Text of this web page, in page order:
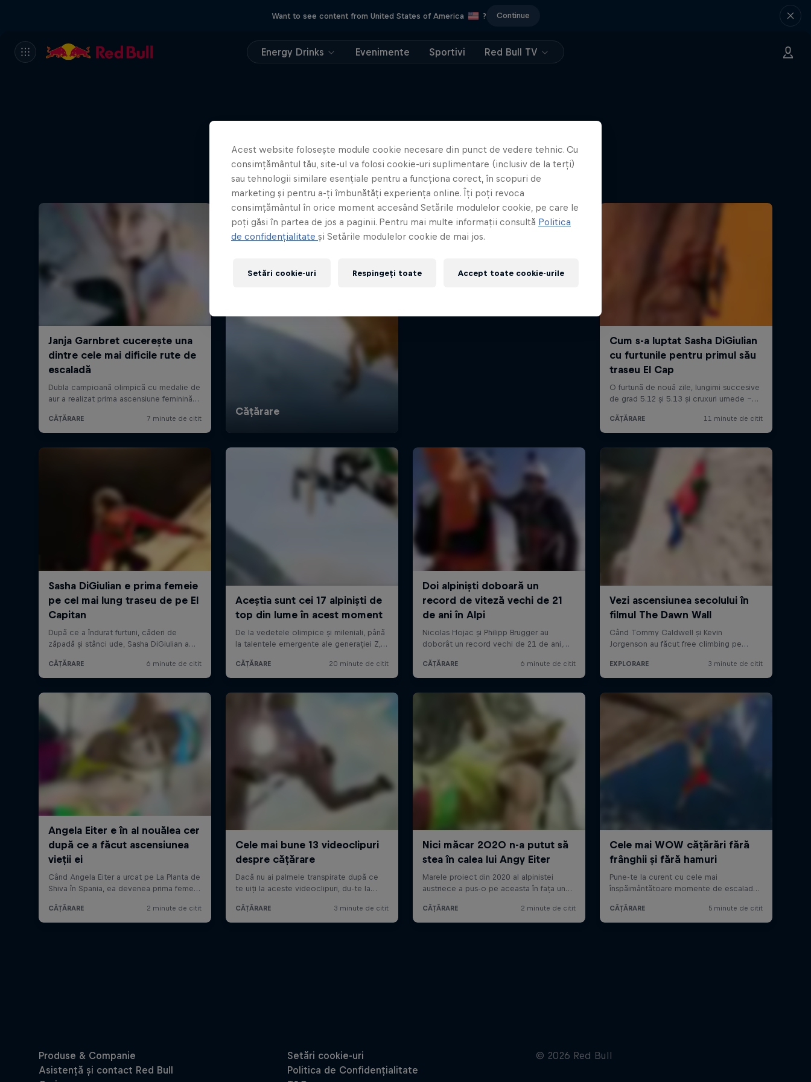
Want to see content from United States of America ? Continue
Energy Drinks Evenimente Sportivi Red Bull TV
Mai multe articole similare
Here to Climb
Călătoria lui Sasha DiGiulian, care a spart
barierele în alpinismul pe stâncă.
CĂȚĂRARE
Acest website folosește module cookie necesare din punct de vedere tehnic. Cu
consimțământul tău, site-ul va folosi cookie-uri suplimentare (inclusiv de la terți)
sau tehnologii similare esențiale pentru a funcționa corect, în scopuri de
marketing și pentru a-ți îmbunătăți experiența online. Îți poți revoca
consimțământul în orice moment accesând Setările modulelor cookie, pe care le
poți găsi în partea de jos a paginii. Pentru mai multe informații consultă Politica
de confidențialitate și Setările modulelor cookie de mai jos.
Setări cookie-uri Respingeți toate Accept toate cookie-urile